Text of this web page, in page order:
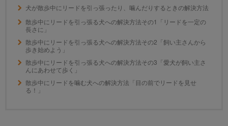
犬が散歩中にリードを引っ張ったり、噛んだりするときの解決方法
散歩中にリードを引っ張る犬への解決方法その1「リードを一定の
長さに」
散歩中にリードを引っ張る犬への解決方法その2「飼い主さんから
歩き始めよう」
散歩中にリードを引っ張る犬への解決方法その3「愛犬が飼い主さ
んにあわせて歩く」
散歩中にリードを噛む犬への解決方法「目の前でリードを見せ
る！」